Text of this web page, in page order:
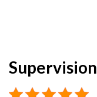
Supervision